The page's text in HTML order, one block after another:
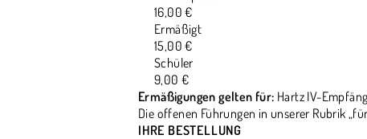
16,00 €
Ermäßigt
15,00 €
Schüler
9,00 €
Ermäßigungen gelten für: Hartz IV-
Die offenen Führungen in unserer Rubrik
IHRE BESTELLUNG